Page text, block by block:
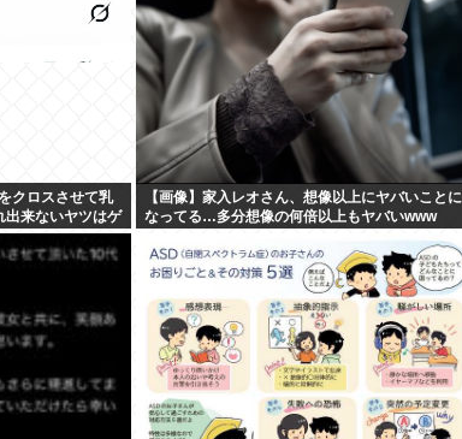
クロスさせて乳
出来ないヤツはゲ
【画像】家入レオさん、想像以上にヤバいことに
なってる…多分想像の何倍以上もヤバいwww